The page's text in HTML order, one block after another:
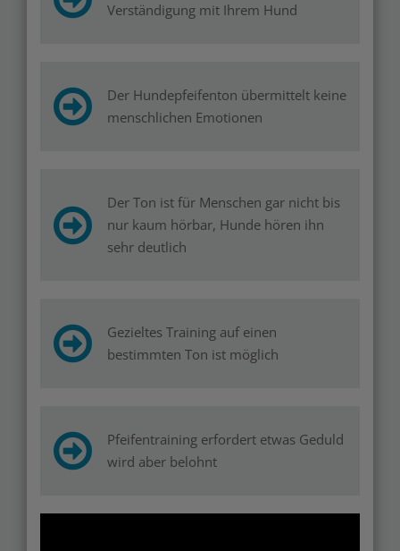
Verständigung mit Ihrem Hund
Der Hundepfeifenton übermittelt keine
menschlichen Emotionen
Der Ton ist für Menschen gar nicht bis
nur kaum hörbar, Hunde hören ihn
sehr deutlich
Gezieltes Training auf einen
bestimmten Ton ist möglich
Pfeifentraining erfordert etwas Geduld
wird aber belohnt